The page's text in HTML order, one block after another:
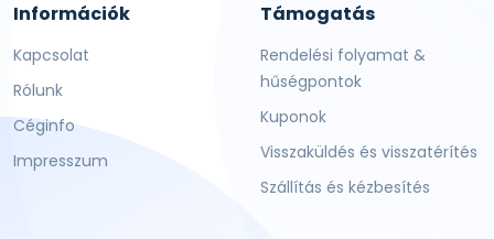
Információk
Kapcsolat
Rólunk
Céginfo
Impresszum
Támogatás
Rendelési folyamat &
hűségpontok
Kuponok
Visszaküldés és visszatérítés
Szállítás és kézbesítés